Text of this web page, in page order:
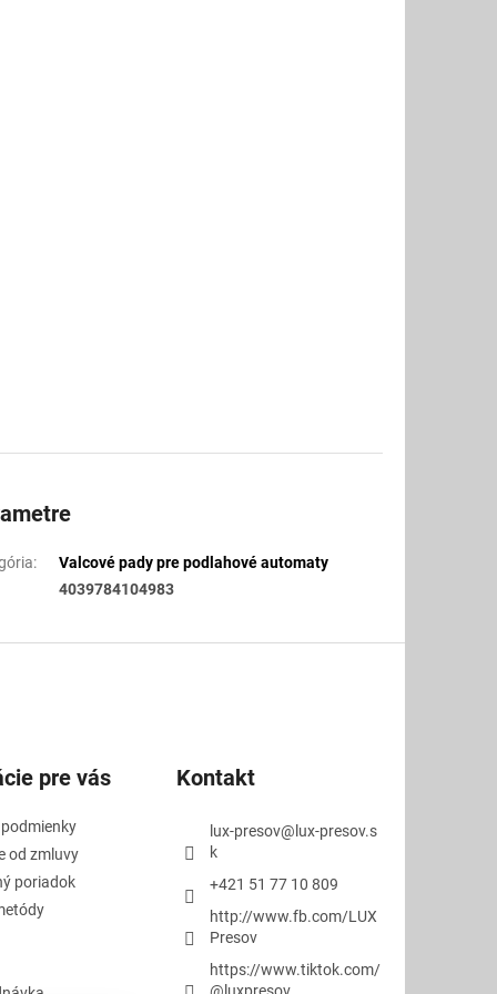
:
Valcové pady pre podlahové automaty
4039784104983
pre vás
od zmluvy
poriadok
Kontakt
lux-presov@ lux-presov.s
k
+421 51 77 10 809
http://www.fb.com/LUX
Presov
https://www.tiktok.com/